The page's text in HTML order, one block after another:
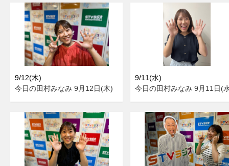
9/12(木)
今日の田村みなみ 9月12日(木)
9/11(水)
今日の田村みなみ 9月11日(